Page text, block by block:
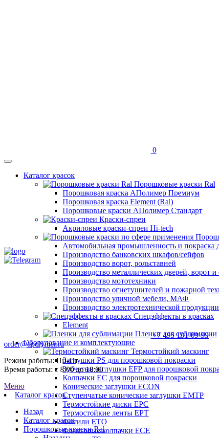
0
Каталог красок
Порошковые краски Ral
Порошковая краска АПолимер Премиум
Порошковая краска Element (Ral)
Порошковые краски АПолимер Стандарт
Краски-спреи
Акриловые краски-спреи Hi-tech
Автомобильная промышленность и покраска
Производство банковских шкафов/сейфов
Производство ворот, рольставней
Производство металлических дверей, ворот
Производство мототехники
Производство огнетушителей и пожарной
Производство уличной мебели, МАФ
Производство электротехнической продукции
Спецэффекты в красках
Element
Пленки для сублимации
Оборудование и комплектующие
Термостойкий маскинг
Заглушки PS для порошковой покраски
Зубчатые заглушки EFP для порошковой
Колпачки ЕС для порошковой покраски
Конические заглушки ECON
Ступенчатые конические заглушки EMTP
Термостойкие диски EPC
Термостойкие ленты EPT
Фитили ETO
Фланговые колпачки ECE
+7 495 181-09-99
order@apolymer.ru
Режим работы: Пн-Пт
Время работы: с 8:00 до 18:00
Меню
Каталог красок
Назад
Каталог красок
Порошковые краски Ral